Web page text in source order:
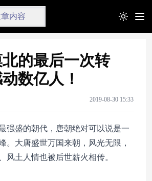
Toggle
北的最后一次转
数亿人！
2019-08-30 15:33
强盛的朝代，唐朝绝对可以说是一
。大唐盛世万国来朝，风光无限，
风土人情也被后世薪火相传。